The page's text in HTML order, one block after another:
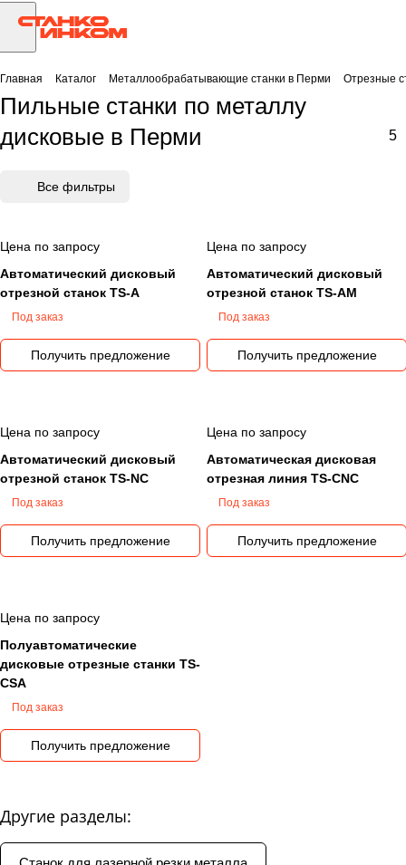
Главная Каталог Металлообрабатывающие станки в Перми Отрезные
Пильные станки по металлу
дисковые в Перми
5
Все фильтры
Цена по запросу
Автоматический дисковый
отрезной станок TS-A
Под заказ
Получить предложение
Цена по запросу
Автоматический дисковый
отрезной станок TS-AM
Под заказ
Получить предложение
Цена по запросу
Автоматический дисковый
отрезной станок TS-NC
Под заказ
Получить предложение
Цена по запросу
Автоматическая дисковая
отрезная линия TS-CNC
Под заказ
Получить предложение
Цена по запросу
Полуавтоматические
дисковые отрезные станки TS-
CSA
Под заказ
Получить предложение
Другие разделы: